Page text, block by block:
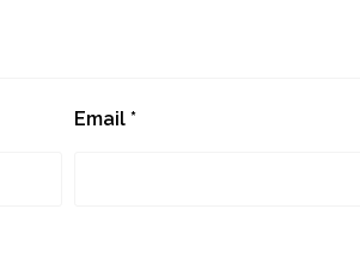
Email *